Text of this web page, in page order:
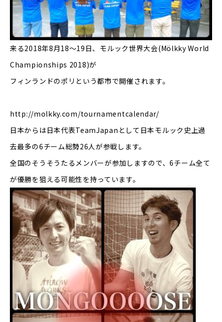
来る2018年8月18～19日、モルック世界大会(Mölkky World
Championships 2018)が
フィンランドのポリという都市で開催されます。
http://molkky.com/tournamentcalendar/
日本からは日本代表TeamJapanとして日本モルック史上過
去最多の6チーム総勢26人が参戦します。
全国のそうそうたるメンバーが参加しますので、6チーム全て
が優勝を狙える可能性を持っています。